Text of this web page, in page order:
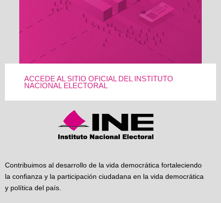
ACCEDE AL SITIO OFICIAL DEL INSTITUTO
NACIONAL ELECTORAL
Contribuimos al desarrollo de la vida democrática fortaleciendo
la confianza y la participación ciudadana en la vida democrática
y política del país.